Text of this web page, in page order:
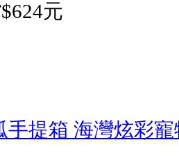
元
手提箱 海灣炫彩